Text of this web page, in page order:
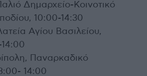
Δημαρχείο-Κοινοτικό
10:00-14:30
Αγίου Βασιλείου,
14:00
Παναρκαδικό
14:00